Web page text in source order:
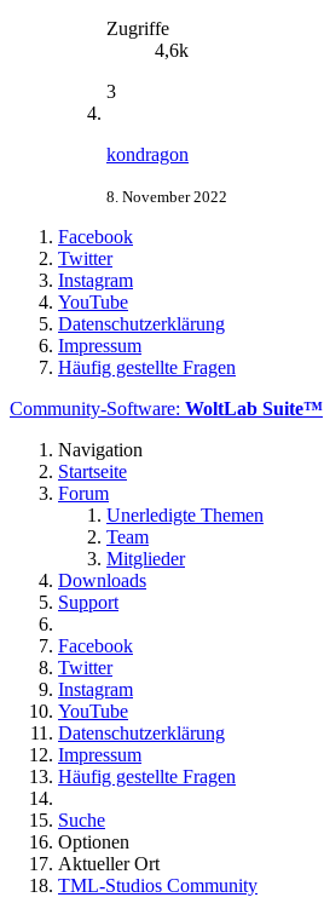
Zugriffe
4,6k
3
kondragon
8. November 2022
Facebook
Twitter
Instagram
YouTube
Datenschutzerklärung
Impressum
Häufig gestellte Fragen
Community-Software: WoltLab Suite™
Navigation
Startseite
Forum
Unerledigte Themen
Team
Mitglieder
Downloads
Support
Facebook
Twitter
Instagram
YouTube
Datenschutzerklärung
Impressum
Häufig gestellte Fragen
Suche
Optionen
Aktueller Ort
TML-Studios Community